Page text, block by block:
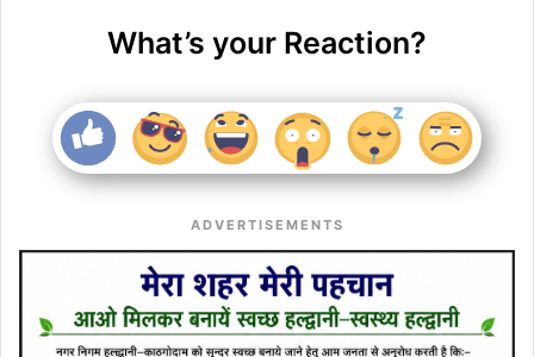
What’s your Reaction?
ADVERTISEMENTS